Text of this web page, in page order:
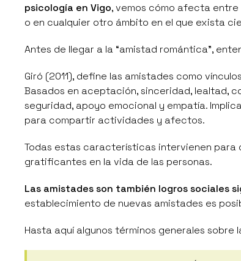
psicología en Vigo, vemos cómo afecta
o en cualquier otro ámbito en el que exista
Antes de llegar a la “amistad romántica”,
Giró (2011), define las amistades como
Basados en aceptación, sinceridad, lealtad,
seguridad, apoyo emocional y empatía.
para compartir actividades y afectos.
Todas estas características intervienen para
gratificantes en la vida de las personas.
Las amistades son también logros sociales
establecimiento de nuevas amistades es
Hasta aquí algunos términos generales